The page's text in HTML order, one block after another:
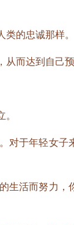
的忠诚那样。
而达到自己预
于年轻女子
活而努力，